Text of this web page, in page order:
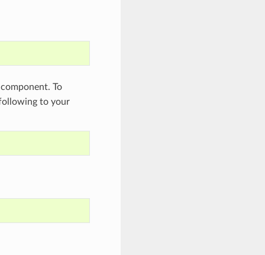
component. To
to your